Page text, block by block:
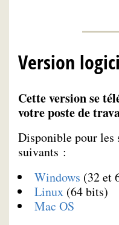
Version
Cette version se
votre poste de
Disponible pour les
suivants :
Windows (32 et
Linux (64 bits)
Mac OS